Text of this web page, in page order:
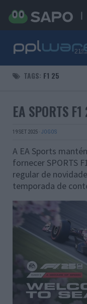
TAGS: F1 25
EA SPORTS
19 SET 2025 · JOGOS
A EA Sports
fornecer SPORTS
regular de
temporada de